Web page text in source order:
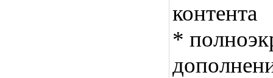
контента
*